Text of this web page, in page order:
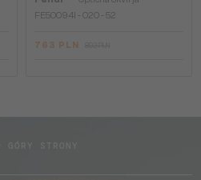
FE50094I - 020 - 52
763 PLN